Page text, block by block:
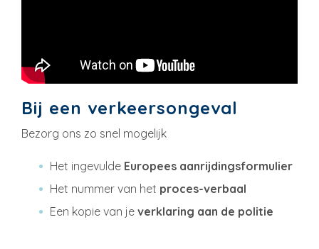
Bij een verkeersongeval
Bezorg ons zo snel mogelijk
Het ingevulde Europees aanrijdingsformulier
Het nummer van het proces-verbaal
Een kopie van je verklaring aan de politie